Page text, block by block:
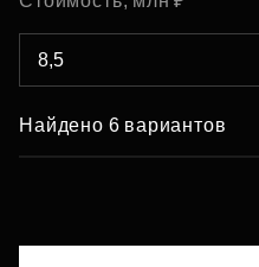
Найдено 6 вариантов